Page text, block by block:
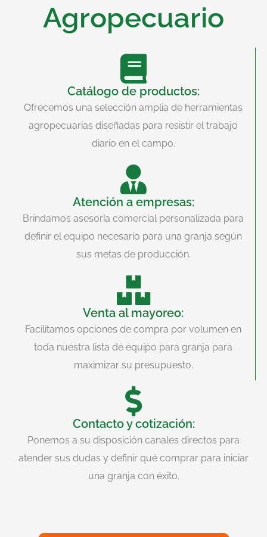
Agropecuario
Catálogo de productos:
Ofrecemos una selección amplia de herramientas
agropecuarias diseñadas para resistir el trabajo
diario en el campo.
Atención a empresas:
Brindamos asesoría comercial personalizada para
definir el equipo necesario para una granja según
sus metas de producción.
Venta al mayoreo:
Facilitamos opciones de compra por volumen en
toda nuestra lista de equipo para granja para
maximizar su presupuesto.
Contacto y cotización:
Ponemos a su disposición canales directos para
atender sus dudas y definir qué comprar para iniciar
una granja con éxito.